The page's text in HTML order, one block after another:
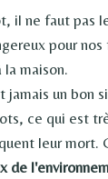
il ne faut pas
pour
maison.
un bon
ce qui est
leur
de